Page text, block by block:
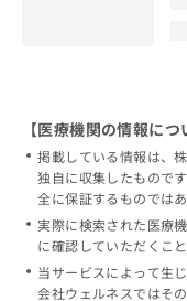
【医療機関の情報につ
掲載している情報は、
独自に収集したもので
全に保証するものではあ
実際に検索された医療
に確認していただくこ
当サービスによって生
会社ウェルネスではそ